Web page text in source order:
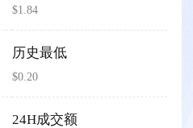
$1.84
历史最低
$0.20
24H成交额